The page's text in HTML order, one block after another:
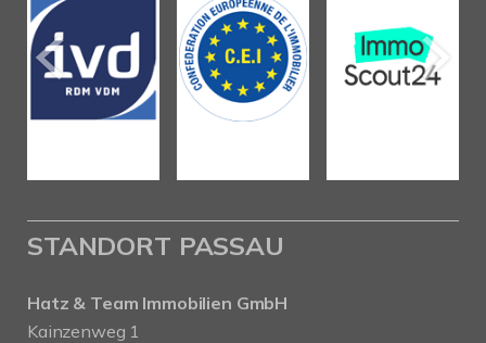
STANDORT PASSAU
Hatz & Team Immobilien GmbH
Kainzenweg 1